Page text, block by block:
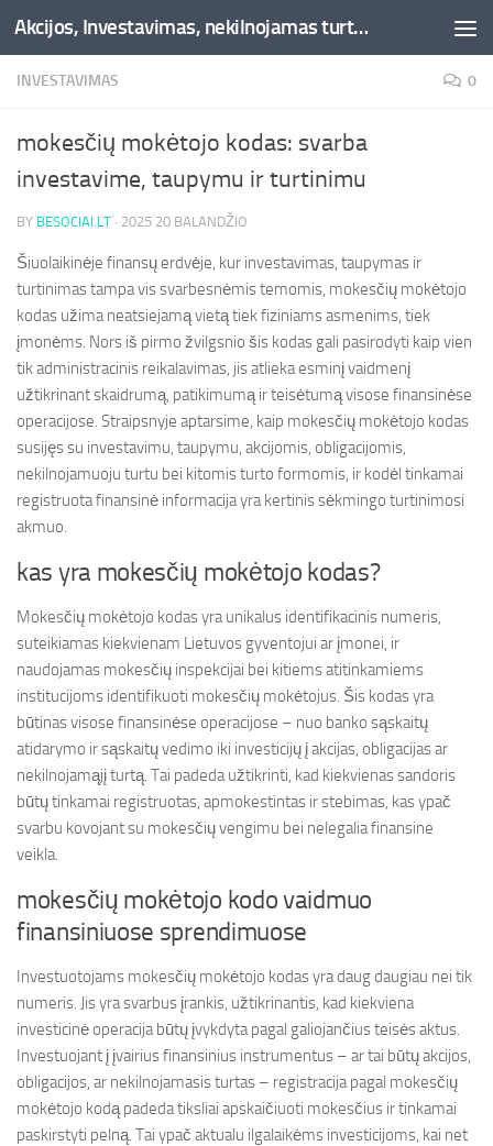
Skip to content Akcijos, Investavimas, nekilnojamas turtas, kriptovaliutos - Besociai.lt
INVESTAVIMAS 0
mokesčių mokėtojo kodas: svarba
investavime, taupymu ir turtinimu
BY BESOCIAI.LT · 2025 20 BALANDŽIO
Šiuolaikinėje finansų erdvėje, kur investavimas, taupymas ir
turtinimas tampa vis svarbesnėmis temomis, mokesčių mokėtojo
kodas užima neatsiejamą vietą tiek fiziniams asmenims, tiek
įmonėms. Nors iš pirmo žvilgsnio šis kodas gali pasirodyti kaip vien
tik administracinis reikalavimas, jis atlieka esminį vaidmenį
užtikrinant skaidrumą, patikimumą ir teisėtumą visose finansinėse
operacijose. Straipsnyje aptarsime, kaip mokesčių mokėtojo kodas
susijęs su investavimu, taupymu, akcijomis, obligacijomis,
nekilnojamuoju turtu bei kitomis turto formomis, ir kodėl tinkamai
registruota finansinė informacija yra kertinis sėkmingo turtinimosi
akmuo.
kas yra mokesčių mokėtojo kodas?
Mokesčių mokėtojo kodas yra unikalus identifikacinis numeris,
suteikiamas kiekvienam Lietuvos gyventojui ar įmonei, ir
naudojamas mokesčių inspekcijai bei kitiems atitinkamiems
institucijoms identifikuoti mokesčių mokėtojus. Šis kodas yra
būtinas visose finansinėse operacijose – nuo banko sąskaitų
atidarymo ir sąskaitų vedimo iki investicijų į akcijas, obligacijas ar
nekilnojamąjį turtą. Tai padeda užtikrinti, kad kiekvienas sandoris
būtų tinkamai registruotas, apmokestintas ir stebimas, kas ypač
svarbu kovojant su mokesčių vengimu bei nelegalia finansine
veikla.
mokesčių mokėtojo kodo vaidmuo
finansiniuose sprendimuose
Investuotojams mokesčių mokėtojo kodas yra daug daugiau nei tik
numeris. Jis yra svarbus įrankis, užtikrinantis, kad kiekviena
investicinė operacija būtų įvykdyta pagal galiojančius teisės aktus.
Investuojant į įvairius finansinius instrumentus – ar tai būtų akcijos,
obligacijos, ar nekilnojamasis turtas – registracija pagal mokesčių
mokėtojo kodą padeda tiksliai apskaičiuoti mokesčius ir tinkamai
paskirstyti pelną. Tai ypač aktualu ilgalaikėms investicijoms, kai net